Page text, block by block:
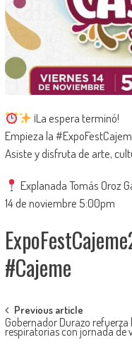
¡La espera terminó!
Empieza la
Asiste y disfruta de arte,
Explanada Tomás Oroz
14 de noviembre 5:00pm
#Cajeme
Post
navigation
Previous article
Gobernador Durazo
respiratorias con jornada de